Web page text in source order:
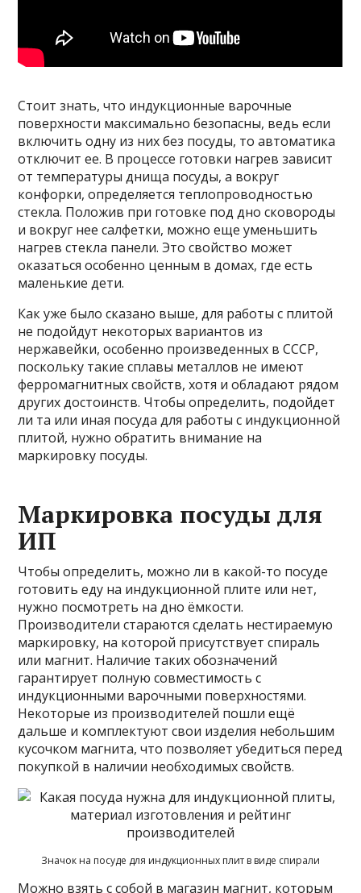
Стоит знать, что индукционные варочные
поверхности максимально безопасны, ведь если
включить одну из них без посуды, то автоматика
отключит ее. В процессе готовки нагрев зависит
от температуры днища посуды, а вокруг
конфорки, определяется теплопроводностью
стекла. Положив при готовке под дно сковороды
и вокруг нее салфетки, можно еще уменьшить
нагрев стекла панели. Это свойство может
оказаться особенно ценным в домах, где есть
маленькие дети.
Как уже было сказано выше, для работы с плитой
не подойдут некоторых вариантов из
нержавейки, особенно произведенных в СССР,
поскольку такие сплавы металлов не имеют
ферромагнитных свойств, хотя и обладают рядом
других достоинств. Чтобы определить, подойдет
ли та или иная посуда для работы с индукционной
плитой, нужно обратить внимание на
маркировку посуды.
Маркировка посуды для
ИП
Чтобы определить, можно ли в какой-то посуде
готовить еду на индукционной плите или нет,
нужно посмотреть на дно ёмкости.
Производители стараются сделать нестираемую
маркировку, на которой присутствует спираль
или магнит. Наличие таких обозначений
гарантирует полную совместимость с
индукционными варочными поверхностями.
Некоторые из производителей пошли ещё
дальше и комплектуют свои изделия небольшим
кусочком магнита, что позволяет убедиться перед
покупкой в наличии необходимых свойств.
Значок на посуде для индукционных плит в виде спирали
Можно взять с собой в магазин магнит, которым